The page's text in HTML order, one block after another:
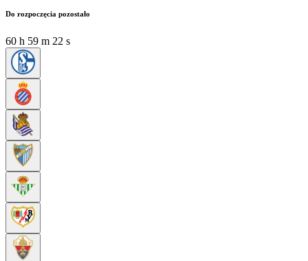
Do rozpoczęcia pozostało
60 h 59 m 22 s